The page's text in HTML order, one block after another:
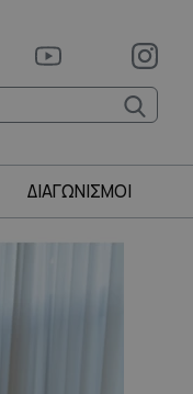
ΔΙΑΓΩΝΙΣΜΟΙ